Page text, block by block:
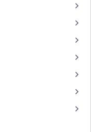
keyboard_arrow_right
keyboard_arrow_right
keyboard_arrow_right
keyboard_arrow_right
keyboard_arrow_right
keyboard_arrow_right
keyboard_arrow_right